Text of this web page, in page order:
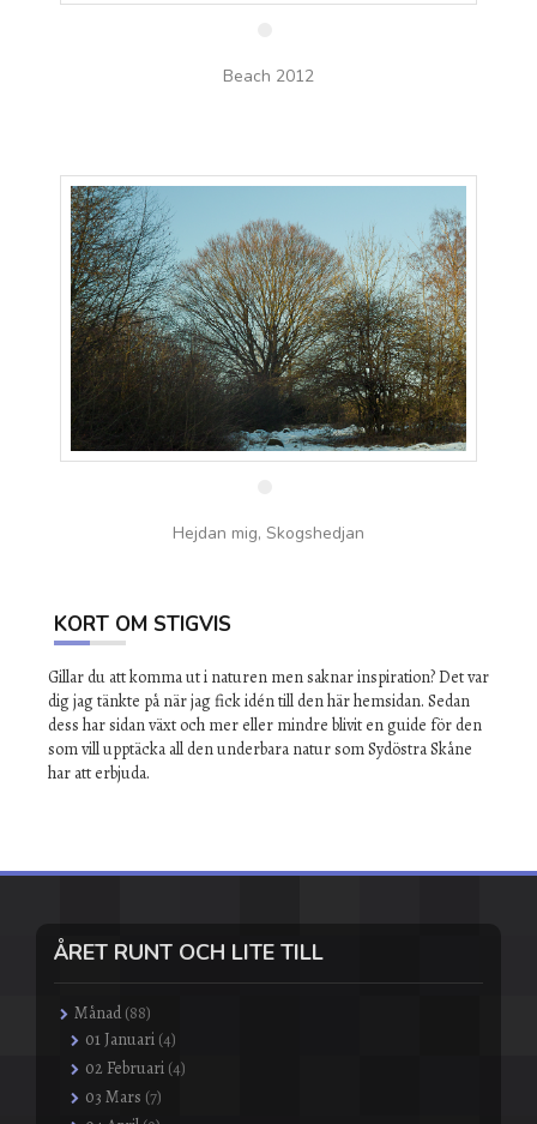
Beach 2012
13 feb
Hejdan mig, Skogshedjan
KORT OM STIGVIS
Gillar du att komma ut i naturen men saknar inspiration? Det var
dig jag tänkte på när jag fick idén till den här hemsidan. Sedan
dess har sidan växt och mer eller mindre blivit en guide för den
som vill upptäcka all den underbara natur som Sydöstra Skåne
har att erbjuda.
ÅRET RUNT OCH LITE TILL
Månad (88)
01 Januari (4)
02 Februari (4)
03 Mars (7)